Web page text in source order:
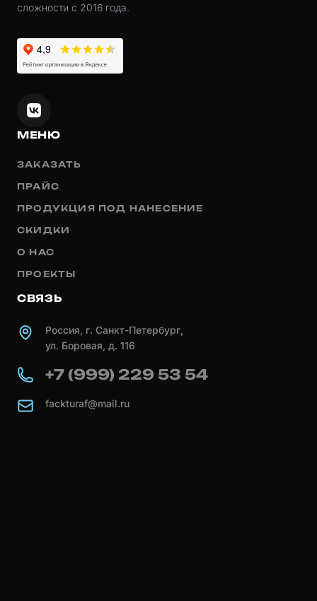
сложности с 2016 года.
МЕНЮ
ЗАКАЗАТЬ
ПРАЙС
ПРОДУКЦИЯ ПОД НАНЕСЕНИЕ
СКИДКИ
О НАС
ПРОЕКТЫ
СВЯЗЬ
Россия, г. Санкт-Петербург,
ул. Боровая, д. 116
+7 (999) 229 53 54
fackturaf@mail.ru